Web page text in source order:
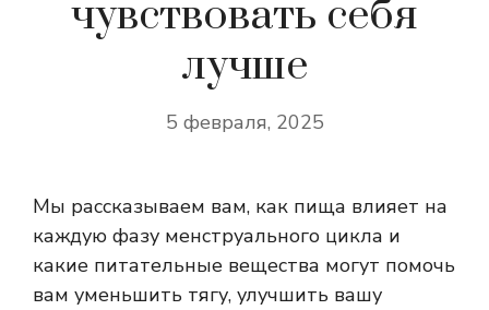
чувствовать себя
лучше
5 февраля, 2025
Мы рассказываем вам, как пища влияет на
каждую фазу менструального цикла и
какие питательные вещества могут помочь
вам уменьшить тягу, улучшить вашу